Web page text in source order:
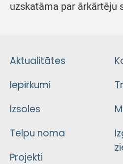
uzskatāma par ārkārtēju
Aktualitātes
Iepirkumi
Izsoles
Telpu noma
Projekti